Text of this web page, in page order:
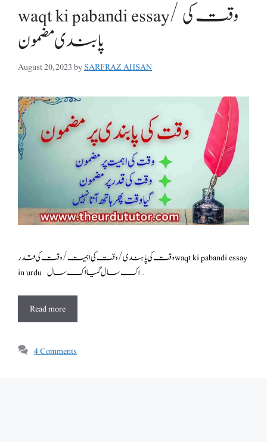
waqt ki pabandi essay/ وقت کی
پابندی مضمون
August 20, 2023bySARFRAZ AHSAN
وقت کی پابندی/وقت کی اہمیت /وقت کی قدر waqt ki pabandi essay
in urdu اک سال گیا اک سال …
Read more
4 Comments